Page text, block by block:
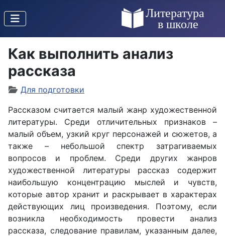
Как выполнить анализ
рассказа
Для подготовки
Рассказом считается малый жанр художественной
литературы. Среди отличительных признаков –
малый объем, узкий круг персонажей и сюжетов, а
также – небольшой спектр затрагиваемых
вопросов и проблем. Среди других жанров
художественной литературы рассказ содержит
наибольшую концентрацию мыслей и чувств,
которые автор хранит и раскрывает в характерах
действующих лиц произведения. Поэтому, если
возникла необходимость провести анализ
рассказа, следование правилам, указанным далее,